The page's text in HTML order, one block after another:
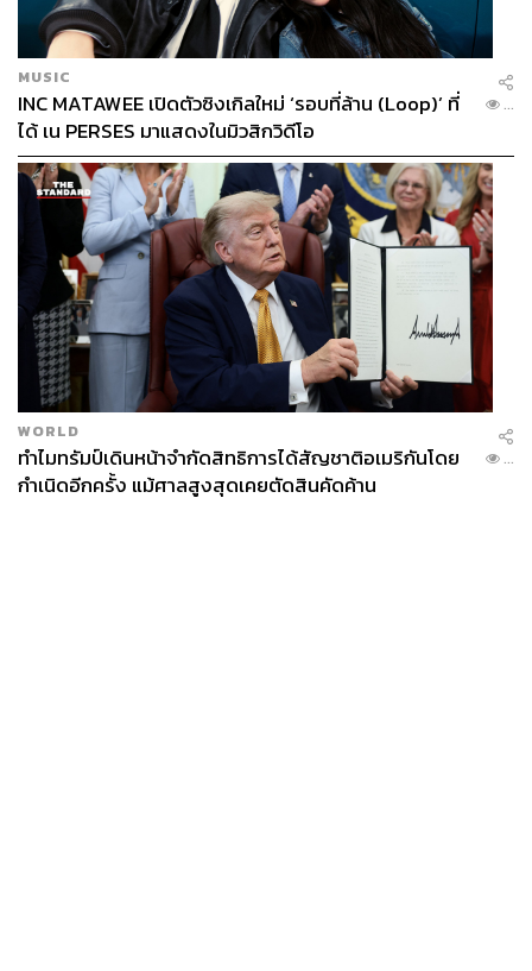
อ่านบทความฉบับเต็มต่อได้ที่: https://thestandard.co/life/4-h
ours-life-with-chef-pam/
MUSIC
INC MATAWEE เปิดตัวซิงเกิลใหม่ ‘รอบที่ล้าน (Loop)’ ที่
ได้ เน PERSES มาแสดงในมิวสิกวิดีโอ
...
WORLD
ทำไมทรัมป์เดินหน้าจำกัดสิทธิการได้สัญชาติอเมริกันโดย
กำเนิดอีกครั้ง แม้ศาลสูงสุดเคยตัดสินคัดค้าน
...